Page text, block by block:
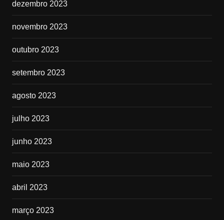
dezembro 2023
novembro 2023
outubro 2023
setembro 2023
agosto 2023
julho 2023
junho 2023
maio 2023
abril 2023
março 2023